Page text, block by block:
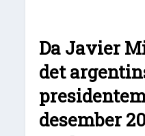
Da Javier
det
desember